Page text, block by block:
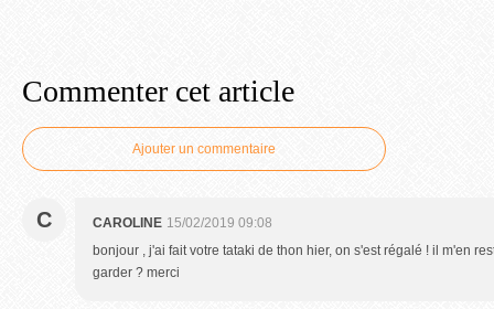
Commenter cet article
Ajouter un commentaire
C CAROLINE 15/02/2019 09:08
bonjour , j'ai fait votre tataki de thon hier, on s'est régalé ! il m'en
garder ? merci